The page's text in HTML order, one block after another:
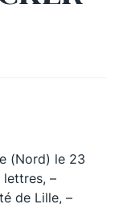
(Nord) le 23
lettres, –
de Lille, –